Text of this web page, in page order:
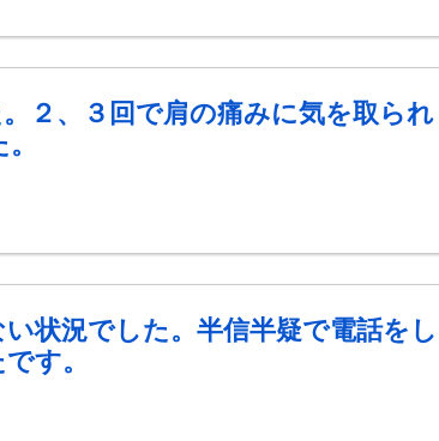
２、３回で肩の痛みに気を取られ
状況でした。半信半疑で電話をし
す。